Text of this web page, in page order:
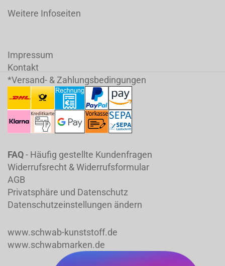
Weitere Infoseiten
Impressum
Kontakt
*Versand- & Zahlungsbedingungen
FAQ- Häufig gestellte Kundenfragen
Widerrufsrecht & Widerrufsformular
AGB
Privatsphäre und Datenschutz
Datenschutzeinstellungen ändern
www.schwab-kunststoff.de
www.schwabmarken.de